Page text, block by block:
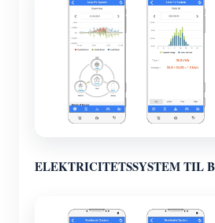
ELEKTRICITETSSYSTEM TIL